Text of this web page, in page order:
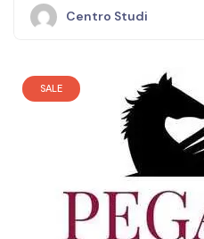
Centro Studi
SALE